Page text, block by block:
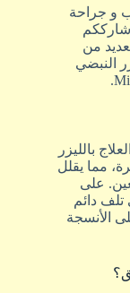
و جراحة
من
النبضي
بالليزر
مما يقلل
على
دائم
الأنسجة